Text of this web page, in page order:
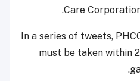
Care
In a series of tweets,
must be taken within